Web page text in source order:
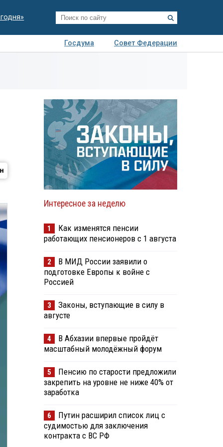
Госдума
Совет Федерации
Интересное за неделю
1
Как изменятся пенсии
работающих пенсионеров с 1 августа
2
В МИД России заявили о
подготовке Европы к войне с
Россией
3
Законы, вступающие в силу в
августе
4
В Абхазии впервые пройдёт
масштабный молодёжный форум
5
Пенсию по старости предложили
закрепить на уровне не ниже 40% от
заработка
6
Путин расширил список лиц с
судимостью для заключения
контракта с ВС РФ